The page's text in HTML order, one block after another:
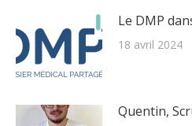
Le DMP
18 avril 2024
Quentin,